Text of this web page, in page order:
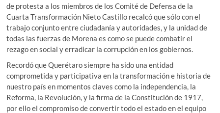
de protesta a los miembros de los Comité de Defensa de la
Cuarta Transformación Nieto Castillo recalcó que sólo con el
trabajo conjunto entre ciudadanía y autoridades, y la unidad de
todas las fuerzas de Morena es como se puede combatir el
rezago en social y erradicar la corrupción en los gobiernos.
Recordó que Querétaro siempre ha sido una entidad
comprometida y participativa en la transformación e historia de
nuestro país en momentos claves como la independencia, la
Reforma, la Revolución, y la firma de la Constitución de 1917,
por ello el compromiso de convertir todo el estado en el equipo